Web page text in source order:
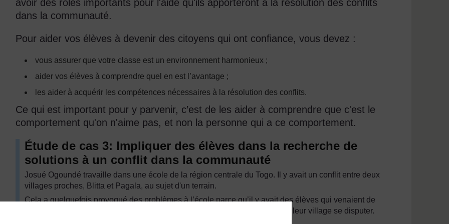
avoir des rôles importants pour l'aide qu'ils apporteront à la résolution des conflits
dans la communauté.
Pour aider vos élèves à devenir des citoyens qui ont confiance, vous devez :
vous assurer que votre classe est un environnement harmonieux ;
aider vos élèves à comprendre quel en est l’avantage ;
les aider à acquérir les compétences nécessaires à la résolution des conflits.
Ce qui est important pour y parvenir, c’est de les aider à comprendre que c'est le
comportement qu'on n'aime pas, et non la personne qui a ce comportement.
Étude de cas 3: Impliquer des élèves dans la recherche de
solutions à un conflit dans la communauté
Josué Ogoundé travaille dans une école de la région centrale du Togo. Il y avait un conflit entre deux
villages proches, Blitta et Pagala, au sujet d'un terrain.
Cela a quelquefois provoqué des problèmes à l’école parce qu’il y avait des élèves qui venaient de
ces deux villages et qui arrivaient à l’école après avoir entendu les gens de leur village se disputer.